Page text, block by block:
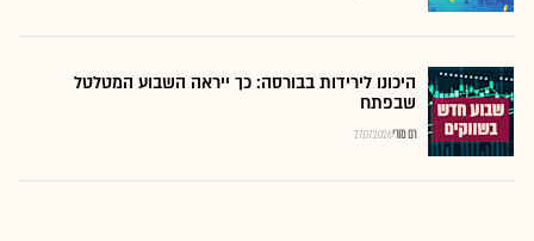
היכונו לירידות בבורסה: כך ייראה השבוע המטלטל
שבפתח
27.07.2026רם מורי